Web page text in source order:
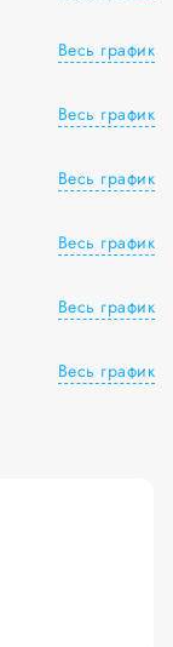
Весь график
Весь график
Весь график
Весь график
Весь график
Весь график